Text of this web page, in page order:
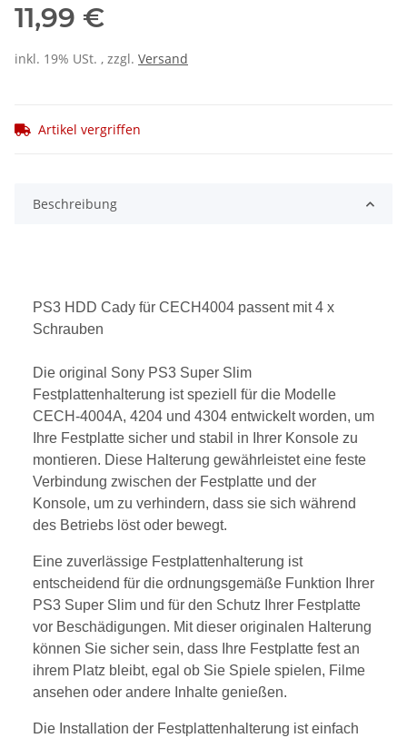
11,99 €
inkl. 19% USt. , zzgl. Versand
Artikel vergriffen
Beschreibung
PS3 HDD Cady für CECH4004 passent mit 4 x
Schrauben
Die original Sony PS3 Super Slim
Festplattenhalterung ist speziell für die Modelle
CECH-4004A, 4204 und 4304 entwickelt worden, um
Ihre Festplatte sicher und stabil in Ihrer Konsole zu
montieren. Diese Halterung gewährleistet eine feste
Verbindung zwischen der Festplatte und der
Konsole, um zu verhindern, dass sie sich während
des Betriebs löst oder bewegt.
Eine zuverlässige Festplattenhalterung ist
entscheidend für die ordnungsgemäße Funktion Ihrer
PS3 Super Slim und für den Schutz Ihrer Festplatte
vor Beschädigungen. Mit dieser originalen Halterung
können Sie sicher sein, dass Ihre Festplatte fest an
ihrem Platz bleibt, egal ob Sie Spiele spielen, Filme
ansehen oder andere Inhalte genießen.
Die Installation der Festplattenhalterung ist einfach